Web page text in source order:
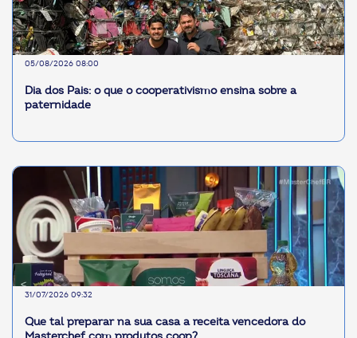
05/08/2026 08:00
Dia dos Pais: o que o cooperativismo ensina sobre a
paternidade
31/07/2026 09:32
Que tal preparar na sua casa a receita vencedora do